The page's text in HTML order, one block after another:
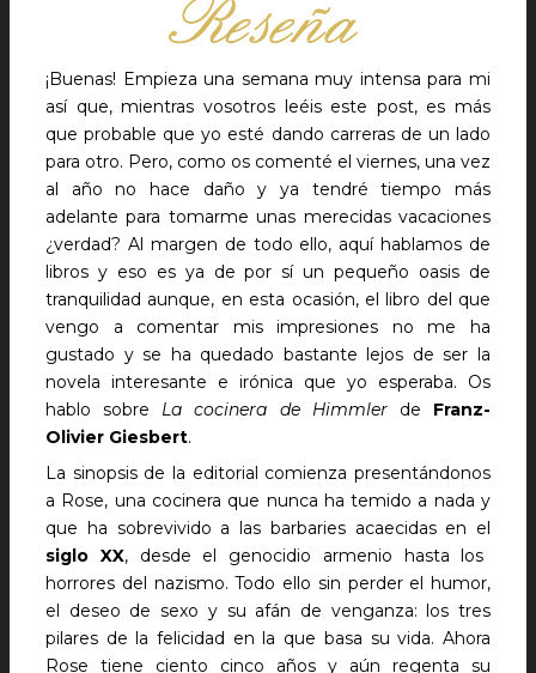
¡Buenas! Empieza una semana muy intensa para mi
así que, mientras vosotros leéis este post, es más
que probable que yo esté dando carreras de un lado
para otro. Pero, como os comenté el viernes, una vez
al año no hace daño y ya tendré tiempo más
adelante para tomarme unas merecidas vacaciones
¿verdad? Al margen de todo ello, aquí hablamos de
libros y eso es ya de por sí un pequeño oasis de
tranquilidad aunque, en esta ocasión, el libro del que
vengo a comentar mis impresiones no me ha
gustado y se ha quedado bastante lejos de ser la
novela interesante e irónica que yo esperaba. Os
hablo sobre La cocinera de Himmlerde Franz-
Olivier Giesbert.
La sinopsis de la editorial comienza presentándonos
a Rose, una cocinera que nunca ha temido a nada y
que ha sobrevivido a las barbaries acaecidas en el
siglo XX, desde el genocidio armenio hasta los
horrores del nazismo. Todo ello sin perder el humor,
el deseo de sexo y su afán de venganza: los tres
pilares de la felicidad en la que basa su vida. Ahora
Rose tiene ciento cinco años y aún regenta su